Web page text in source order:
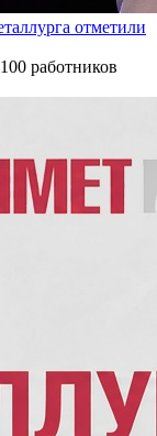
отметили
работников